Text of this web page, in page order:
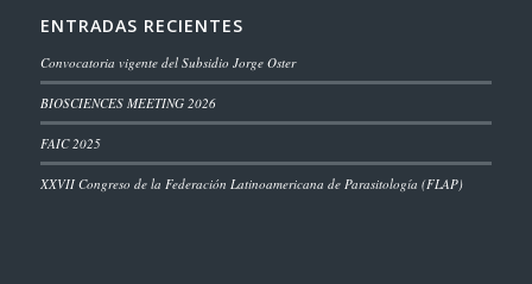
ENTRADAS RECIENTES
Convocatoria vigente del Subsidio Jorge Oster
BIOSCIENCES MEETING 2026
FAIC 2025
XXVII Congreso de la Federación Latinoamericana de Parasitología (FLAP)